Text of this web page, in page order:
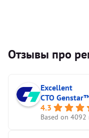
Отзывы про
Excellent
СТО
4.3
Based on 4092